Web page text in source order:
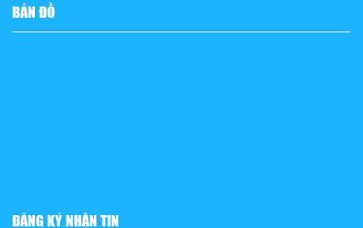
BẢN ĐỒ
ĐĂNG KÝ NHẬN TIN